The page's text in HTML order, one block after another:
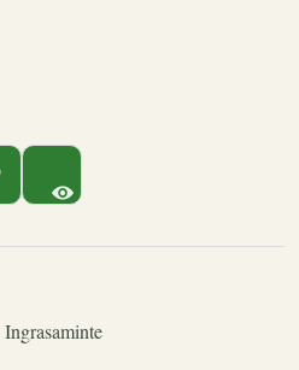
Ingrasaminte